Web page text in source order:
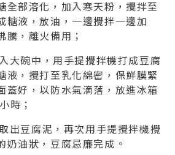
全部溶化，加入寒天粉，攪拌至
糖液，放油，一邊攪拌一邊加
騰，離火備用；
大碗中，用手提攪拌機打成豆腐
液，攪打至乳化綿密，保鮮膜緊
蓋好，以防水氣滴落，放進冰箱
時；
出豆腐泥，再次用手提攪拌機攪
奶油狀，豆腐忌廉完成。